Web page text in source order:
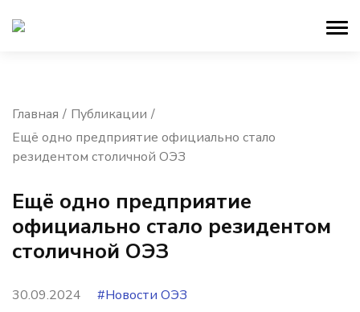
Главная
Публикации
Ещё одно предприятие официально стало
резидентом столичной ОЭЗ
Ещё одно предприятие
официально стало резидентом
столичной ОЭЗ
30.09.2024 #Новости ОЭЗ